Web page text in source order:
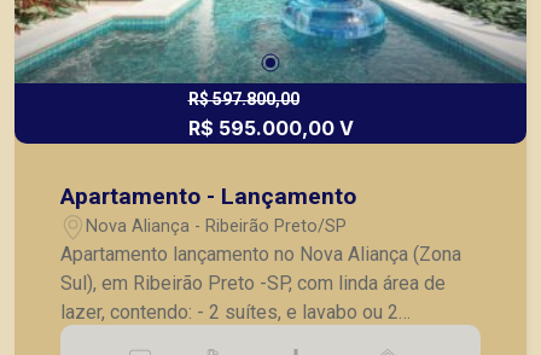
R$ 597.800,00
R$ 595.000,00 V
Apartamento - Lançamento
Nova Aliança - Ribeirão Preto/SP
Apartamento lançamento no Nova Aliança (Zona
Sul), em Ribeirão Preto -SP, com linda área de
lazer, contendo: - 2 suítes, e lavabo ou 2
dormitórios, sendo 1 suíte com lavabo; - Sala 02